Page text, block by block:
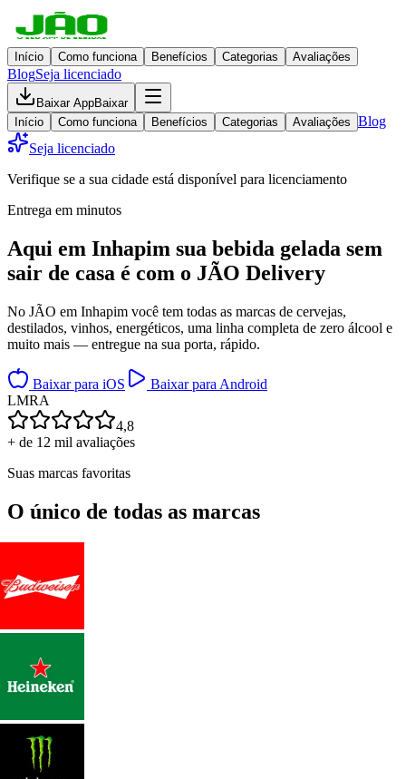
Início Como funciona Benefícios Categorias Avaliações
BlogSeja licenciado
Baixar AppBaixar
Início
Como funciona Benefícios Categorias Avaliações Blog
Seja licenciado
Verifique se a sua cidade está disponível para licenciamento
Entrega em minutos
Aqui em Inhapim sua bebida gelada sem
sair de casa é com o JÃO Delivery
No JÃO em Inhapim você tem todas as marcas de cervejas,
destilados, vinhos, energéticos, uma linha completa de zero álcool e
muito mais — entregue na sua porta, rápido.
Baixar para iOS
Baixar para Android
LMRA
4,8
+ de 12 mil avaliações
Suas marcas favoritas
O único de todas as marcas